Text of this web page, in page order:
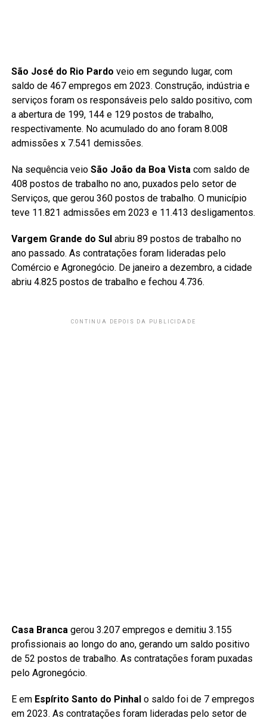
São José do Rio Pardo veio em segundo lugar, com
saldo de 467 empregos em 2023. Construção, indústria e
serviços foram os responsáveis pelo saldo positivo, com
a abertura de 199, 144 e 129 postos de trabalho,
respectivamente. No acumulado do ano foram 8.008
admissões x 7.541 demissões.
Na sequência veio São João da Boa Vista com saldo de
408 postos de trabalho no ano, puxados pelo setor de
Serviços, que gerou 360 postos de trabalho. O município
teve 11.821 admissões em 2023 e 11.413 desligamentos.
Vargem Grande do Sul abriu 89 postos de trabalho no
ano passado. As contratações foram lideradas pelo
Comércio e Agronegócio. De janeiro a dezembro, a cidade
abriu 4.825 postos de trabalho e fechou 4.736.
CONTINUA DEPOIS DA PUBLICIDADE
Casa Branca gerou 3.207 empregos e demitiu 3.155
profissionais ao longo do ano, gerando um saldo positivo
de 52 postos de trabalho. As contratações foram puxadas
pelo Agronegócio.
E em Espírito Santo do Pinhalo saldo foi de 7 empregos
em 2023. As contratações foram lideradas pelo setor de